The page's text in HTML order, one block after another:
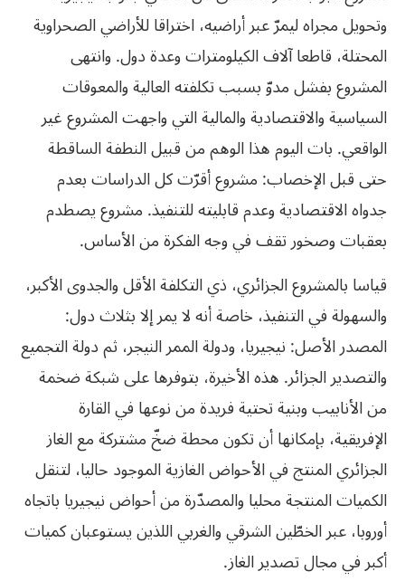
وتحويل مجراه ليمرّ عبر أراضيه، اختراقا للأراضي الصحراوية
المحتلة، قاطعا آلاف الكيلومترات وعدة دول. وانتهى
المشروع بفشل مدوّ بسبب تكلفته العالية والمعوقات
السياسية والاقتصادية والمالية التي واجهت المشروع غير
الواقعي. بات اليوم هذا الوهم من قبيل النطفة الساقطة
حتى قبل الإخصاب: مشروع أقرّت كل الدراسات بعدم
جدواه الاقتصادية وعدم قابليته للتنفيذ. مشروع يصطدم
بعقبات وصخور تقف في وجه الفكرة من الأساس.
قياسا بالمشروع الجزائري، ذي التكلفة الأقل والجدوى الأكبر،
والسهولة في التنفيذ، خاصة أنه لا يمر إلا بثلاث دول:
المصدر الأصل: نيجيريا، ودولة الممر النيجر، ثم دولة التجميع
والتصدير الجزائر. هذه الأخيرة، بتوفرها على شبكة ضخمة
من الأنابيب وبنية تحتية فريدة من نوعها في القارة
الإفريقية، بإمكانها أن تكون محطة ضخّ مشتركة مع الغاز
الجزائري المنتج في الأحواض الغازية الموجود حاليا، لتنقل
الكميات المنتجة محليا والمصدّرة من أحواض نيجيريا باتجاه
أوروبا، عبر الخطّين الشرقي والغربي اللذين يستوعبان كميات
أكبر في مجال تصدير الغاز.